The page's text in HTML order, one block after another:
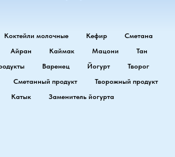
Коктейли молочные Кефир
Сметана
Айран Каймак Мацони
Тан
Варенец Йогурт
Творог
Сметанный продукт
Творожный продукт
Катык Заменитель йогурта